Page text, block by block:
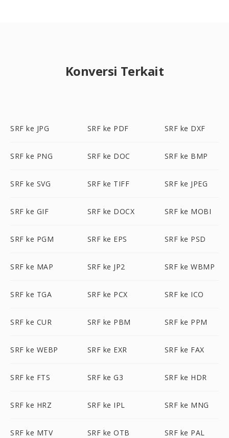
Konversi Terkait
SRF ke JPG SRF ke PDF SRF ke DXF
SRF ke PNG SRF ke DOC SRF ke BMP
SRF ke SVG SRF ke TIFF SRF ke JPEG
SRF ke GIF SRF ke DOCX SRF ke MOBI
SRF ke PGM SRF ke EPS SRF ke PSD
SRF ke MAP SRF ke JP2 SRF ke WBMP
SRF ke TGA SRF ke PCX SRF ke ICO
SRF ke CUR SRF ke PBM SRF ke PPM
SRF ke WEBP SRF ke EXR SRF ke FAX
SRF ke FTS SRF ke G3 SRF ke HDR
SRF ke HRZ SRF ke IPL SRF ke MNG
SRF ke MTV SRF ke OTB SRF ke PAL